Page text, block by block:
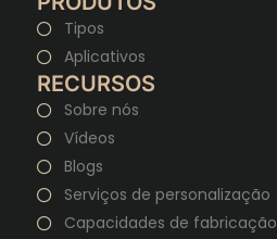
Tipos
Aplicativos
RECURSOS
Sobre nós
Vídeos
Blogs
Serviços de personalização
Capacidades de fabricação